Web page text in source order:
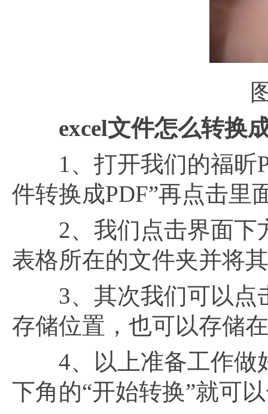
excel文件怎么转换
1、打开我们的福昕
件转换成PDF”再点击里
2、我们点击界面下方
表格所在的文件夹并将
3、其次我们可以点击
存储位置，也可以存储
4、以上准备工作做
下角的“开始转换”就可